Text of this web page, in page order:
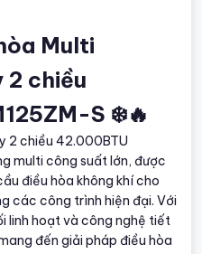
Multi
2 chiều
S ❄️🔥
2 chiều 42.000BTU
multi công suất lớn, được
điều hòa không khí cho
các công trình hiện đại. Với
linh hoạt và công nghệ tiết
đến giải pháp điều hòa